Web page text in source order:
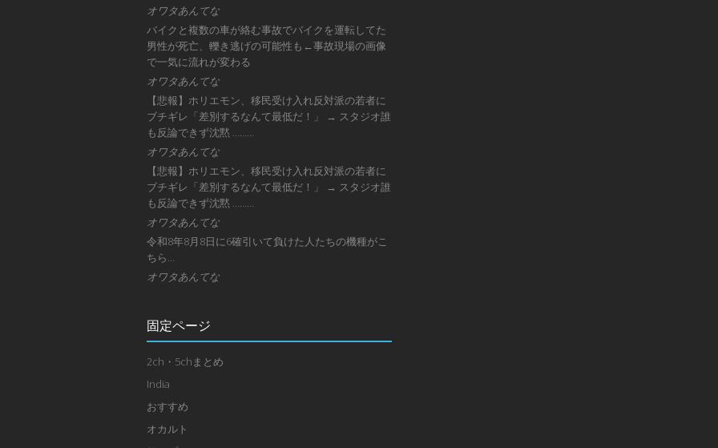
オワタあんてな
バイクと複数の車が絡む事故でバイクを運転してた
男性が死亡、轢き逃げの可能性も←事故現場の画像
で一気に流れが変わる
オワタあんてな
【悲報】ホリエモン、移民受け入れ反対派の若者に
ブチギレ「差別するなんて最低だ！」 → スタジオ誰
も反論できず沈黙 ………
オワタあんてな
【悲報】ホリエモン、移民受け入れ反対派の若者に
ブチギレ「差別するなんて最低だ！」 → スタジオ誰
も反論できず沈黙 ………
オワタあんてな
令和8年8月8日に6確引いて負けた人たちの機種がこ
ちら…
オワタあんてな
固定ページ
2ch・5chまとめ
India
おすすめ
オカルト